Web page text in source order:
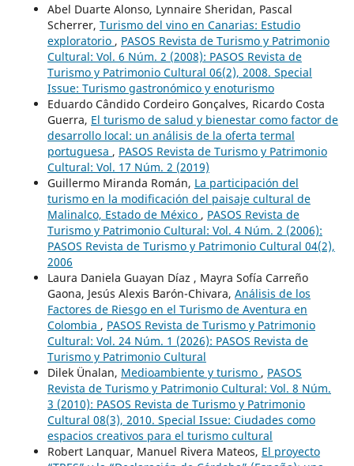
Abel Duarte Alonso, Lynnaire Sheridan, Pascal
Scherrer, Turismo del vino en Canarias: Estudio
exploratorio , PASOS Revista de Turismo y Patrimonio
Cultural: Vol. 6 Núm. 2 (2008): PASOS Revista de
Turismo y Patrimonio Cultural 06(2), 2008. Special
Issue: Turismo gastronómico y enoturismo
Eduardo Cândido Cordeiro Gonçalves, Ricardo Costa
Guerra, El turismo de salud y bienestar como factor de
desarrollo local: un análisis de la oferta termal
portuguesa , PASOS Revista de Turismo y Patrimonio
Cultural: Vol. 17 Núm. 2 (2019)
Guillermo Miranda Román, La participación del
turismo en la modificación del paisaje cultural de
Malinalco, Estado de México , PASOS Revista de
Turismo y Patrimonio Cultural: Vol. 4 Núm. 2 (2006):
PASOS Revista de Turismo y Patrimonio Cultural 04(2),
2006
Laura Daniela Guayan Díaz , Mayra Sofía Carreño
Gaona, Jesús Alexis Barón-Chivara, Análisis de los
Factores de Riesgo en el Turismo de Aventura en
Colombia , PASOS Revista de Turismo y Patrimonio
Cultural: Vol. 24 Núm. 1 (2026): PASOS Revista de
Turismo y Patrimonio Cultural
Dilek Ünalan, Medioambiente y turismo , PASOS
Revista de Turismo y Patrimonio Cultural: Vol. 8 Núm.
3 (2010): PASOS Revista de Turismo y Patrimonio
Cultural 08(3), 2010. Special Issue: Ciudades como
espacios creativos para el turismo cultural
Robert Lanquar, Manuel Rivera Mateos, El proyecto